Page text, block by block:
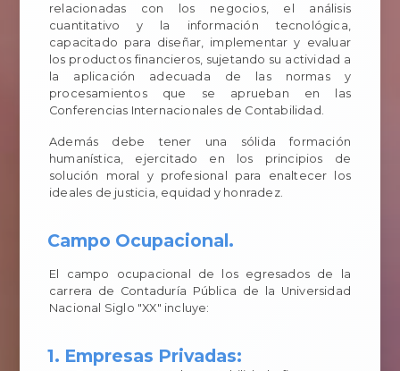
relacionadas con los negocios, el análisis
cuantitativo y la información tecnológica,
capacitado para diseñar, implementar y evaluar
los productos financieros, sujetando su actividad a
la aplicación adecuada de las normas y
procesamientos que se aprueban en las
Conferencias Internacionales de Contabilidad.
Además debe tener una sólida formación
humanística, ejercitado en los principios de
solución moral y profesional para enaltecer los
ideales de justicia, equidad y honradez.
Campo Ocupacional.
El campo ocupacional de los egresados de la
carrera de Contaduría Pública de la Universidad
Nacional Siglo "XX" incluye:
1. Empresas Privadas: